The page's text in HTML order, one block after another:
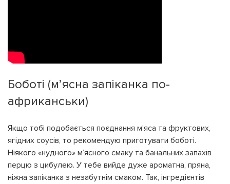
Боботі (м’ясна запіканка по-
африканськи)
Якщо тобі подобається поєднання м’яса та фруктових,
ягідних соусів, то рекомендую приготувати боботі.
Ніякого «нудного» м’ясного смаку та банальних запахів
перцю з цибулею. У тебе вийде дуже ароматна, пряна,
ніжна запіканка з незабутнім смаком. Так, інгредієнтів